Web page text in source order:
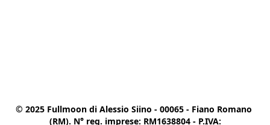
© 2025 Fullmoon di Alessio Siino - 00065 - Fiano Romano
(RM). N° reg. imprese: RM1638804 - P.IVA: